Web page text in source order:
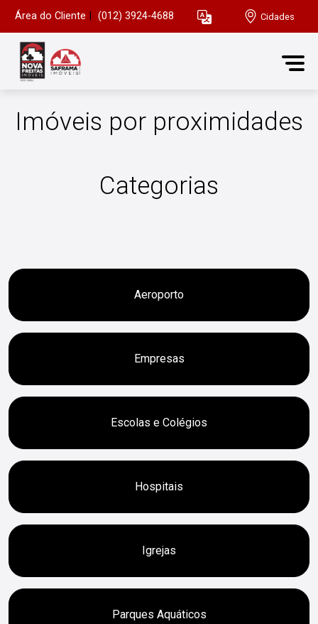
Área do Cliente (012) 3924-4688 Cidades
Imóveis por proximidades
Categorias
Aeroporto
Empresas
Escolas e Colégios
Hospitais
Igrejas
Parques Aquáticos